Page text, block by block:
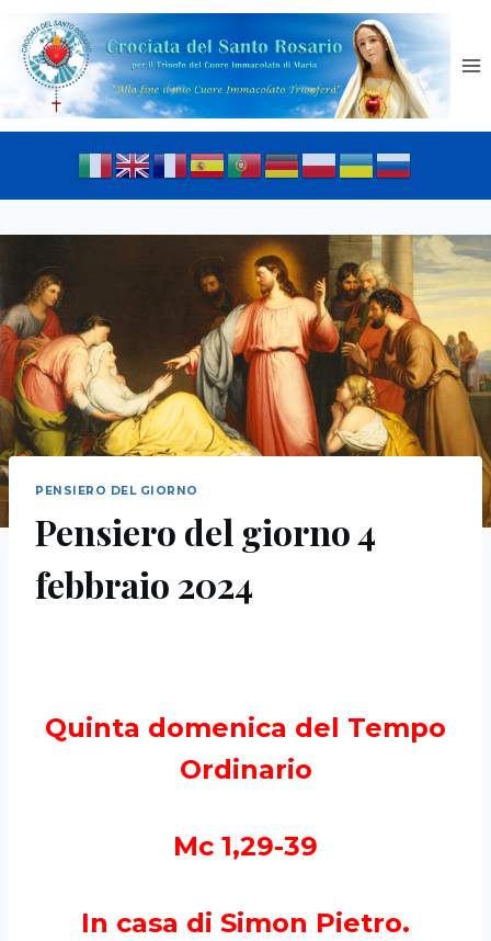
PENSIERO DEL GIORNO
Pensiero del giorno 4
febbraio 2024
Quinta domenica del Tempo
Ordinario
Mc 1,29-39
In casa di Simon Pietro.